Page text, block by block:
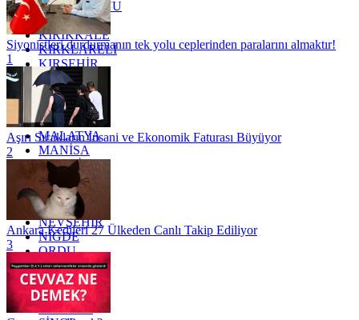
KASTAMONU
KAYSERİ
KIRIKKALE
KIRKLARELİ
KIRŞEHİR
KOCAELİ
KONYA
KÜTAHYA
KİLİS
MALATYA
MANİSA
MARDİN
MERSİN
MUĞLA
MUŞ
NEVŞEHİR
NİĞDE
ORDU
OSMANİYE
RİZE
SAKARYA
SAMSUN
Siyonistleri durdurmanın tek yolu ceplerinden paralarını almaktır!
1
Aşırı Sıcakların İnsani ve Ekonomik Faturası Büyüyor
2
Ankara Kedileri 27 Ülkeden Canlı Takip Ediliyor
3